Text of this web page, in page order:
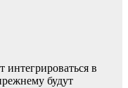
в
будут